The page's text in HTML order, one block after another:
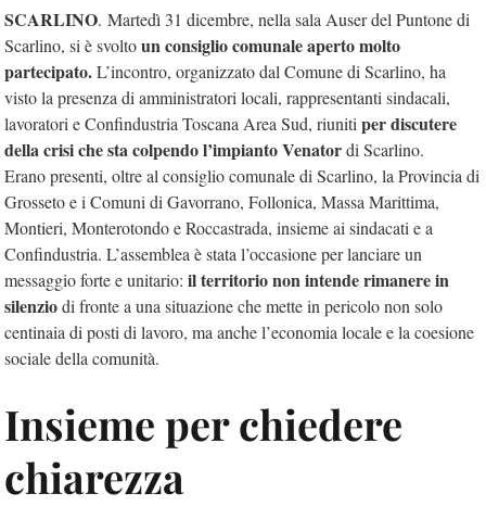
SCARLINO. Martedì 31 dicembre, nella sala Auser del Puntone di
Scarlino, si è svoltoun consiglio comunale aperto molto
partecipato.L’incontro, organizzato dal Comune di Scarlino, ha
visto la presenza di amministratori locali, rappresentanti sindacali,
lavoratori e Confindustria Toscana Area Sud, riuniti per discutere
della crisi che sta colpendo l’impianto Venatordi Scarlino.
Erano presenti, oltre al consiglio comunale di Scarlino, la Provincia di
Grosseto e i Comuni di Gavorrano, Follonica, Massa Marittima,
Montieri, Monterotondo e Roccastrada, insieme ai sindacati e a
Confindustria. L’assemblea è stata l’occasione per lanciare un
messaggio forte e unitario: il territorio non intende rimanere in
silenziodi fronte a una situazione che mette in pericolo non solo
centinaia di posti di lavoro, ma anche l’economia locale e la coesione
sociale della comunità.
Insieme per chiedere
chiarezza